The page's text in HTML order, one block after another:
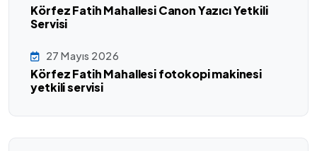
Körfez Fatih Mahallesi Canon Yazıcı Yetkili
Servisi
27 Mayıs 2026
Körfez Fatih Mahallesi fotokopi makinesi
yetkili servisi